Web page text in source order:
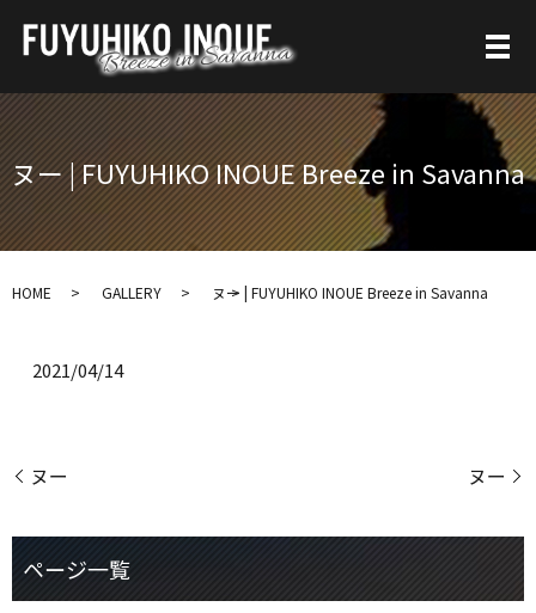
ヌー | FUYUHIKO INOUE Breeze in Savanna
HOME GALLERY ヌー | FUYUHIKO INOUE Breeze in Savanna
2021/04/14
ヌー ヌー